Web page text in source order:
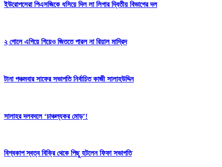
ইউরোপসেরা পিএসজিকে ধসিয়ে দিল লা লিগার দ্বিতীয় বিভাগের দল
২ গোলে এগিয়ে গিয়েও জিততে পারল না রিয়াল মাদ্রিদ
টানা পঞ্চমবার সাফের সভাপতি নির্বাচিত কাজী সালাহউদ্দিন
সালাহর দলবদলে ‘চাঞ্চল্যকর মোড়’!
বিশ্বকাপ স্বত্ব বিক্রি থেকে পিছু হটলেন ফিফা সভাপতি